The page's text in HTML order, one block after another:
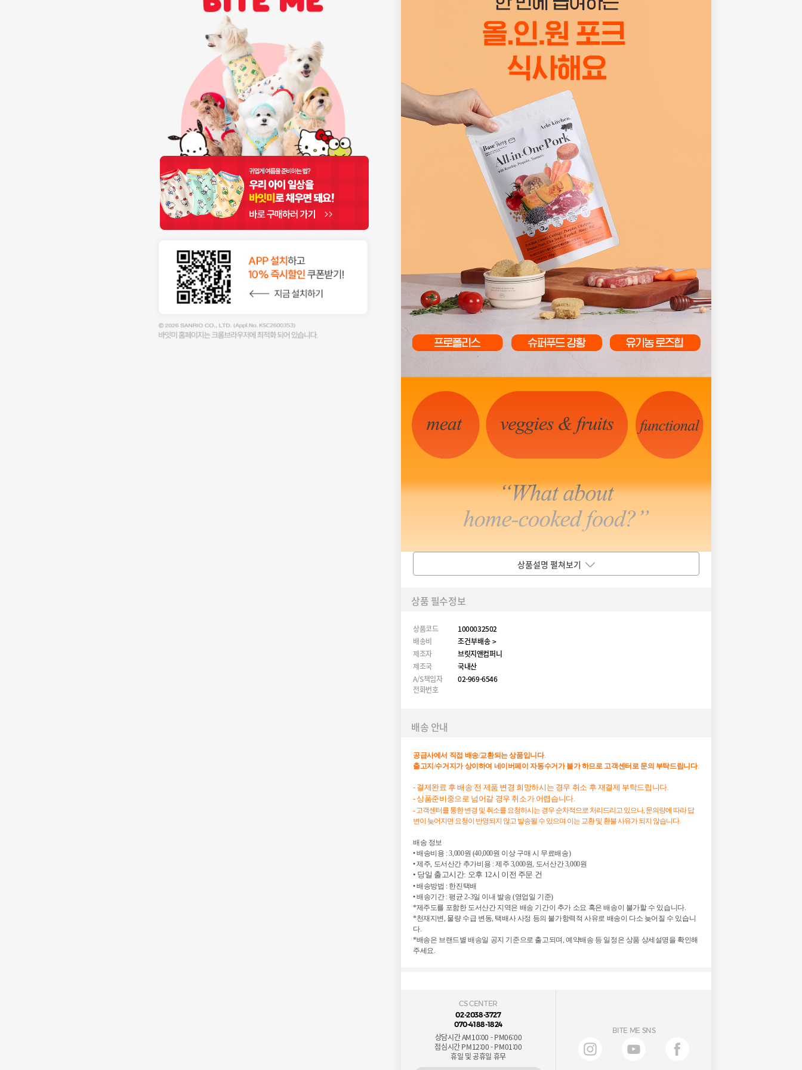
상품설명 펼쳐보기
상품 필수정보
상품코드
1000032502
배송비
조건부배송 >
제조자
브릿지앤컴퍼니
제조국
국내산
A/S책임자
전화번호
02-969-6546
배송 안내
공급사에서 직접 배송/교환되는상품입니다.
출고지 /수거지가 상이하여 네이버페이 자동수거가 불가하므로고객센터로문의 부탁드립니다.
- 결제완료 후 배송 전 제품 변경 희망하시는 경우 취소 후 재결제 부탁드립니다.
- 상품준비중으로 넘어갈 경우 취소가 어렵습니다.
- 고객센터를 통한 변경 및 취소를 요청하시는 경우 순차적으로 처리드리고 있으나, 문의량에 따라 답
변이 늦어지면 요청이 반영되지 않고 발송될 수 있으며 이는 교환 및 환불 사유가 되지 않습니다.
배송 정보
• 배송비용 : 3,000원 (40,000원 이상 구매 시 무료배송)
• 제주, 도서산간 추가비용 : 제주 3,000원, 도서산간 3,000원
• 당일 출고시간: 오후 12시 이전 주문 건
• 배송방법 : 한진택배
• 배송기간 : 평균 2-3일 이내 발송 (영업일 기준)
*제주도를 포함한 도서산간 지역은 배송 기간이 추가 소요 혹은 배송이 불가할 수 있습니다.
*천재지변, 물량 수급 변동, 택배사 사정 등의 불가항력적 사유로 배송이 다소 늦어질 수 있습니
다.
*배송은 브랜드별 배송일 공지 기준으로 출고되며, 예약배송 등 일정은 상품 상세설명을 확인해
주세요.
CS CENTER
02-2038-3727
070-4188-1824
상담시간 AM10:00 - PM06:00
점심시간 PM12:00 - PM01:00
휴일 및 공휴일 휴무
BITE ME SNS